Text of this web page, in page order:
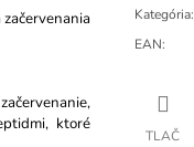
ktoré
Kategória:
EAN:
TLAČ